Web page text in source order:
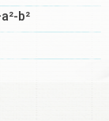
b²​